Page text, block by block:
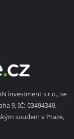
investment s.r.o., se
9, IČ: 03494349,
soudem v Praze,